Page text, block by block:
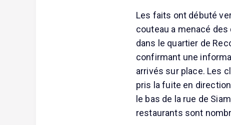
Les faits ont débuté
couteau a menacé des
dans le quartier de
confirmant une
arrivés sur place. Les
pris la fuite en
le bas de la rue de
restaurants sont